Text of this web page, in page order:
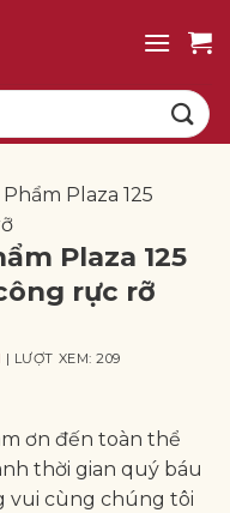
Plaza 125
Plaza 125
rực rỡ
| LƯỢT XEM: 209
ơn đến toàn thể
thời gian quý báu
vui cùng chúng tôi